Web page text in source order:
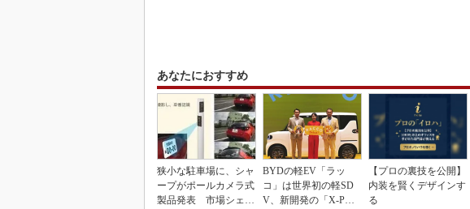
あなたにおすすめ
狭小な駐車場に、シャ
ープがポールカメラ式
製品発表 市場シェア
BYDの軽EV「ラッ
コ」は世界初の軽SD
V、新開発の「X-PAC
【プロの裏技を公開】
内装を賢くデザインす
る